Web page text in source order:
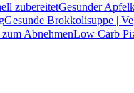
Gesunder
Gesunde Brokkolisuppe |
Low Carb